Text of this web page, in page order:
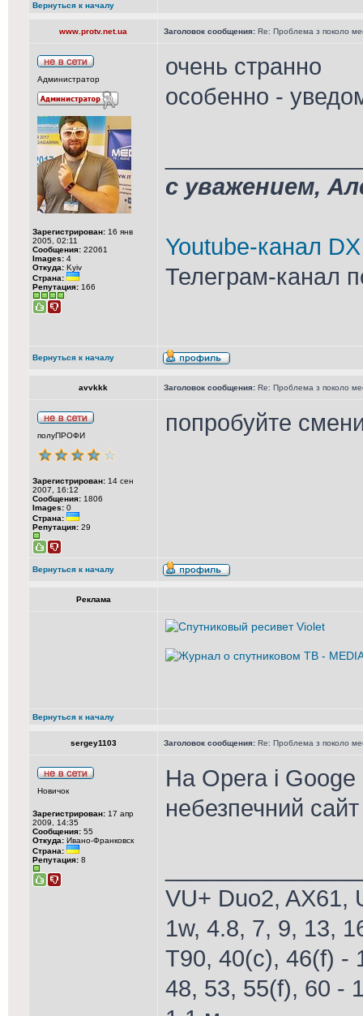
Вернуться к началу
www.protv.net.ua Заголовок сообщения: Re: Проблема з поколо
Администратор
Зарегистрирован: 16 янв
2005, 02:11
Сообщения: 22061
Images: 4
Откуда: Kyiv
Страна:
Репутация: 166
очень странно
особенно -
с уважением,
Youtube-канал
Телеграм-канал
Вернуться к началу
avvkkk Заголовок сообщения: Re: Проблема з поколо
полуПРОФИ
Зарегистрирован: 14 сен
2007, 16:12
Сообщения: 1806
Images: 0
Страна:
Репутация: 29
попробуйте
Вернуться к началу
Реклама
Вернуться к началу
sergey1103 Заголовок сообщения: Re: Проблема з поколо
Новичок
Зарегистрирован: 17 апр
2009, 14:35
Сообщения: 55
Откуда: Ивано-Франковск
Страна:
Репутация: 8
На Opera і
небезпечний сайт
VU+ Duo2, AX61,
1w, 4.8, 7, 9, 13,
T90, 40(c), 46(f) -
48, 53, 55(f), 60 -